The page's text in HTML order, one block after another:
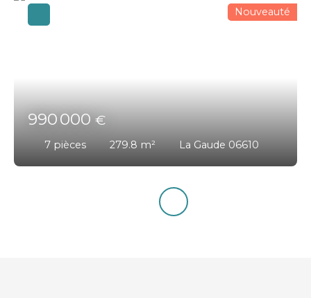
990 000€
7 pièces 279.8 m² La Gaude 06610
Nouveauté